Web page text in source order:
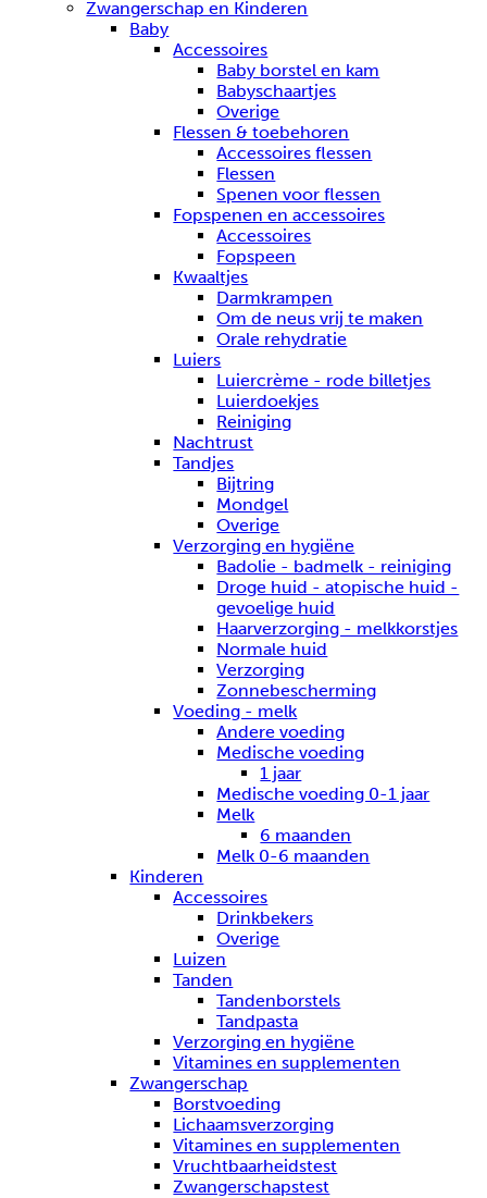
Zwangerschap en Kinderen
Baby
Accessoires
Baby borstel en kam
Babyschaartjes
Overige
Flessen & toebehoren
Accessoires flessen
Flessen
Spenen voor flessen
Fopspenen en accessoires
Accessoires
Fopspeen
Kwaaltjes
Darmkrampen
Om de neus vrij te maken
Orale rehydratie
Luiers
Luiercrème - rode billetjes
Luierdoekjes
Reiniging
Nachtrust
Tandjes
Bijtring
Mondgel
Overige
Verzorging en hygiëne
Badolie - badmelk - reiniging
Droge huid - atopische huid -
gevoelige huid
Haarverzorging - melkkorstjes
Normale huid
Verzorging
Zonnebescherming
Voeding - melk
Andere voeding
Medische voeding
1 jaar
Medische voeding 0-1 jaar
Melk
6 maanden
Melk 0-6 maanden
Kinderen
Accessoires
Drinkbekers
Overige
Luizen
Tanden
Tandenborstels
Tandpasta
Verzorging en hygiëne
Vitamines en supplementen
Zwangerschap
Borstvoeding
Lichaamsverzorging
Vitamines en supplementen
Vruchtbaarheidstest
Zwangerschapstest